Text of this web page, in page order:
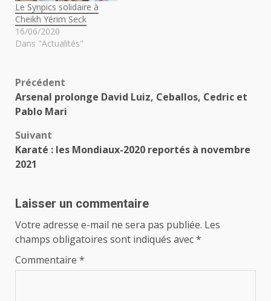
Le Synpics solidaire à
Cheikh Yérim Seck
16/06/2020
Dans "Actualités"
Navigation
d’article
Précédent
Arsenal prolonge David Luiz, Ceballos, Cedric et
Pablo Mari
Suivant
Karaté : les Mondiaux-2020 reportés à novembre
2021
Laisser un commentaire
Votre adresse e-mail ne sera pas publiée. Les
champs obligatoires sont indiqués avec*
Commentaire *